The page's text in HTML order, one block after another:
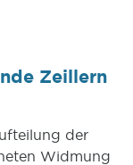
Zeillern
der
Widmung